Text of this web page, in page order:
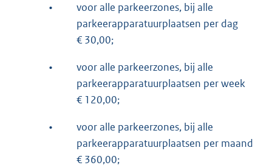
•
voor alle parkeerzones, bij alle
parkeerapparatuurplaatsen per dag
€ 30,00;
•
voor alle parkeerzones, bij alle
parkeerapparatuurplaatsen per week
€ 120,00;
•
voor alle parkeerzones, bij alle
parkeerapparatuurplaatsen per maand
€ 360,00;